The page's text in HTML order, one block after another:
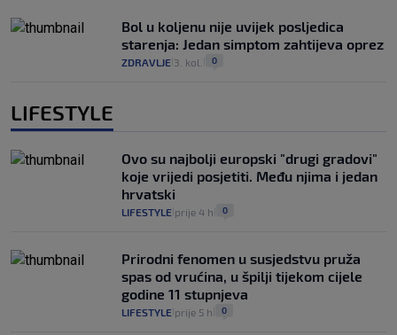
Bol u koljenu nije uvijek posljedica
starenja: Jedan simptom zahtijeva oprez
ZDRAVLJE 3. kol. 0
LIFESTYLE
Ovo su najbolji europski "drugi gradovi"
koje vrijedi posjetiti. Među njima i jedan
hrvatski
LIFESTYLE prije 4 h 0
Prirodni fenomen u susjedstvu pruža
spas od vrućina, u špilji tijekom cijele
godine 11 stupnjeva
LIFESTYLE prije 5 h 0